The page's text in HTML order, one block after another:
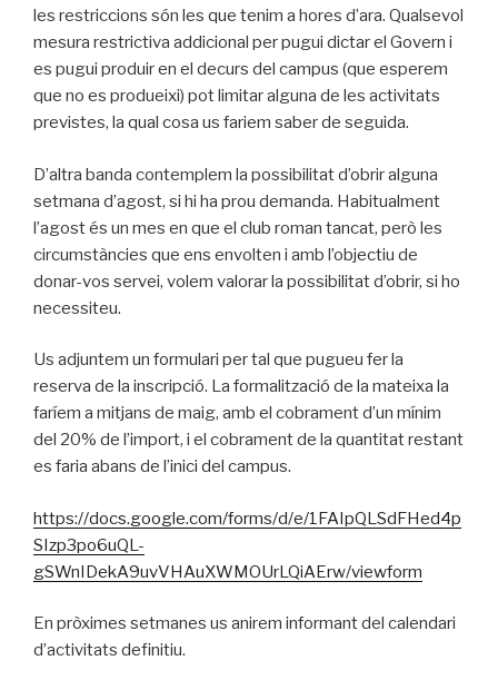
les restriccions són les que tenim a hores d’ara. Qualsevol
mesura restrictiva addicional per pugui dictar el Govern i
es pugui produir en el decurs del campus (que esperem
que no es produeixi) pot limitar alguna de les activitats
previstes, la qual cosa us fariem saber de seguida.
D’altra banda contemplem la possibilitat d’obrir alguna
setmana d’agost, si hi ha prou demanda. Habitualment
l’agost és un mes en que el club roman tancat, però les
circumstàncies que ens envolten i amb l’objectiu de
donar-vos servei, volem valorar la possibilitat d’obrir, si ho
necessiteu.
Us adjuntem un formulari per tal que pugueu fer la
reserva de la inscripció. La formalització de la mateixa la
faríem a mitjans de maig, amb el cobrament d’un mínim
del 20% de l’import, i el cobrament de la quantitat restant
es faria abans de l’inici del campus.
https://docs.google.com/forms/d/e/1FAIpQLSdFHed4p
SIzp3po6uQL-
gSWnIDekA9uvVHAuXWMOUrLQiAErw/viewform
En pròximes setmanes us anirem informant del calendari
d’activitats definitiu.